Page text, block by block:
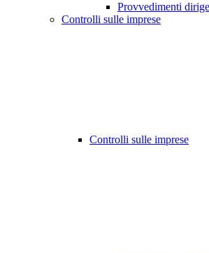
Provvedimenti
Controlli sulle imprese
Controlli sulle imprese